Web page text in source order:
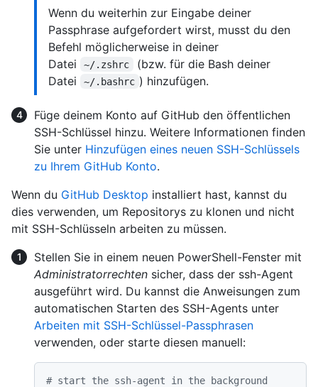
Wenn du weiterhin zur Eingabe deiner
Passphrase aufgefordert wirst, musst du den
Befehl möglicherweise in deiner
Datei
~/.zshrc
(bzw. für die Bash deiner
Datei
~/.bashrc ) hinzufügen.
Füge deinem Konto auf GitHub den öffentlichen
SSH-Schlüssel hinzu. Weitere Informationen finden
Sie unter Hinzufügen eines neuen SSH-Schlüssels
zu Ihrem GitHub Konto.
Wenn du GitHub Desktop installiert hast, kannst du
dies verwenden, um Repositorys zu klonen und nicht
mit SSH-Schlüsseln arbeiten zu müssen.
Stellen Sie in einem neuen PowerShell-Fenster mit
Administratorrechten sicher, dass der ssh-Agent
ausgeführt wird. Du kannst die Anweisungen zum
automatischen Starten des SSH-Agents unter
Arbeiten mit SSH-Schlüssel-Passphrasen
verwenden, oder starte diesen manuell:
# start the ssh-agent in the background